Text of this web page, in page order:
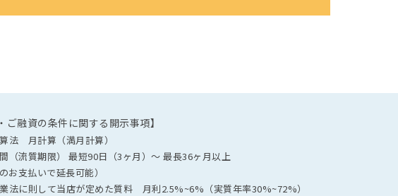
ご融資の条件に関する開示事項】
法 月計算（満月計算）
（流質期限） 最短90日（3ヶ月）～ 最長36ヶ月以上
お支払いで延長可能）
法に則して当店が定めた質料 月利2.5%~6%（実質年率30%~72%）